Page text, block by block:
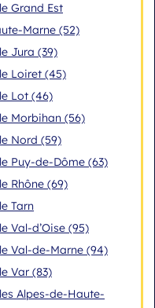
Grand Est
Marne (52)
Jura (39)
Loiret (45)
Lot (46)
Morbihan (56)
Nord (59)
Puy-de-Dôme (63)
Rhône (69)
Tarn
Val-d’Oise (95)
Val-de-Marne (94)
Var (83)
Alpes-de-Haute-